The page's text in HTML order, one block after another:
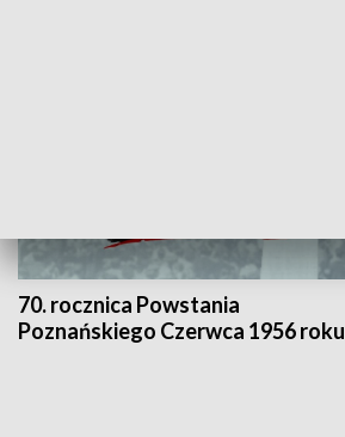
70. rocznica Powstania
Poznańskiego Czerwca 1956 roku